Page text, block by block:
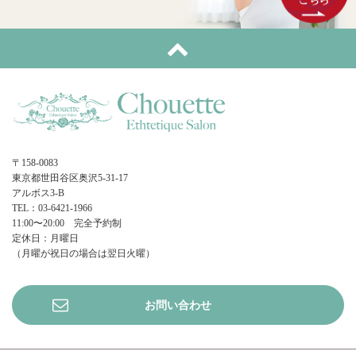
〒158-0083
東京都世田谷区奥沢5-31-17
アルボス3-B
TEL：03-6421-1966
11:00〜20:00 完全予約制
定休日：月曜日
（月曜が祝日の場合は翌日火曜）
お問い合わせ